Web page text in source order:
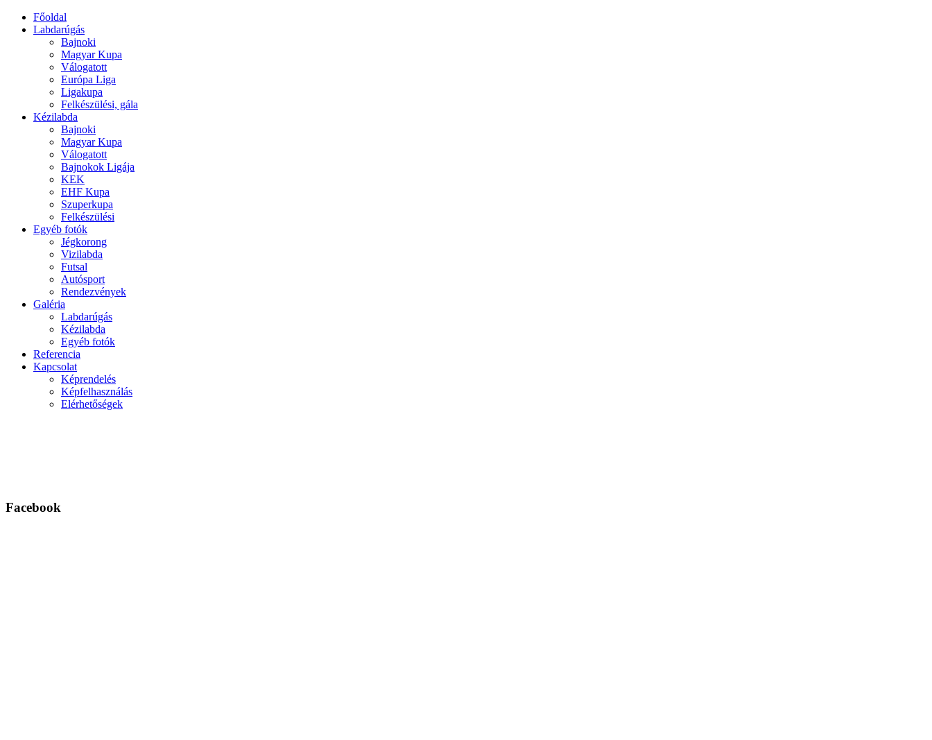
Főoldal
Labdarúgás
Bajnoki
Magyar Kupa
Válogatott
Európa Liga
Ligakupa
Felkészülési, gála
Kézilabda
Bajnoki
Magyar Kupa
Válogatott
Bajnokok Ligája
KEK
EHF Kupa
Szuperkupa
Felkészülési
Egyéb fotók
Jégkorong
Vizilabda
Futsal
Autósport
Rendezvények
Galéria
Labdarúgás
Kézilabda
Egyéb fotók
Referencia
Kapcsolat
Képrendelés
Képfelhasználás
Elérhetőségek
Facebook